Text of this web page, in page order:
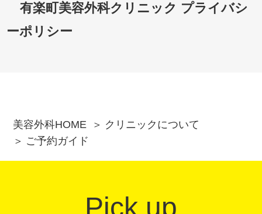
有楽町美容外科クリニック プライバシ
ーポリシー
美容外科HOME
クリニックについて
ご予約ガイド
Pick up